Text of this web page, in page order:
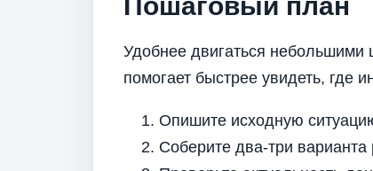
Пошаговый план
Удобнее двигаться небольшими
помогает быстрее увидеть, где
Опишите исходную
Соберите два-три